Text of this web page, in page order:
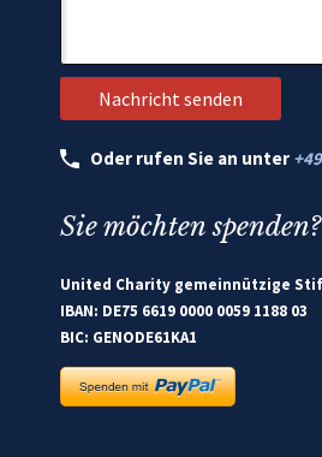
Oder rufen Sie an unter
Sie möchten spenden?
United Charity gemeinnützige
IBAN: DE75 6619 0000 0059 1188 03
BIC: GENODE61KA1